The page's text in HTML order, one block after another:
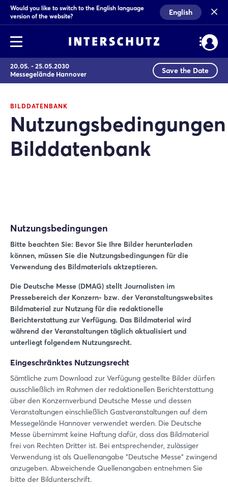
Would you like to switch to the English language
version of the website?
English
20.05. - 25.05.2030
Messegelände Hannover
Save the Date
BILDDATENBANK
Nutzungsbedingungen
Bilddatenbank
Nutzungsbedingungen
Bitte beachten Sie: Bevor Sie Ihre Bilder herunterladen
können, müssen Sie die Nutzungsbedingungen für die
Verwendung des Bildmaterials aktzeptieren.
Die Deutsche Messe (DMAG) stellt Journalisten im
Pressebereich der Konzern- bzw. der Veranstaltungswebsites
Bildmaterial zur Nutzung für die redaktionelle
Berichterstattung zur Verfügung. Das Bildmaterial wird
während der Veranstaltungen täglich aktualisiert und
unterliegt folgendem Nutzungsrecht.
Eingeschränktes Nutzungsrecht
Sämtliche zum Download zur Verfügung gestellte Bilder dürfen
ausschließlich im Rahmen der redaktionellen Berichterstattung
über den Konzernverbund Deutsche Messe und dessen
Veranstaltungen einschließlich Gastveranstaltungen auf dem
Messegelände Hannover verwendet werden. Die Deutsche
Messe übernimmt keine Haftung dafür, dass das Bildmaterial
frei von Rechten Dritter ist. Bei entsprechender, zulässiger
Verwendung ist als Quellenangabe "Deutsche Messe" zwingend
anzugeben. Abweichende Quellenangaben entnehmen Sie
bitte der Bildunterschrift.